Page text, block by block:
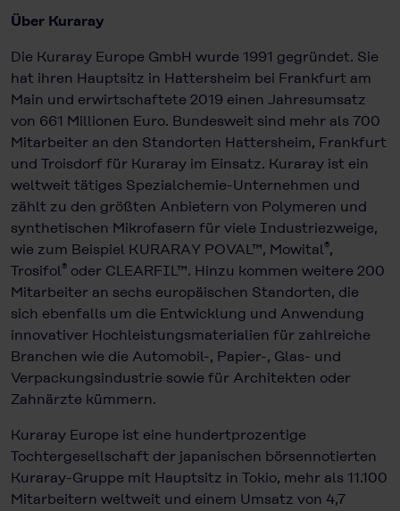
Über Kuraray
Die Kuraray Europe GmbH wurde 1991 gegründet. Sie
hat ihren Hauptsitz in Hattersheim bei Frankfurt am
Main und erwirtschaftete 2019 einen Jahres­umsatz
von 661 Millionen Euro. Bundesweit sind mehr als 700
Mitar­beiter an den Standorten Hattersheim, Frankfurt
und Troisdorf für Kuraray im Einsatz. Kuraray ist ein
weltweit tätiges Spezialchemie-Unternehmen und
zählt zu den größten Anbietern von Polymeren und
synthetischen Mikrofasern für viele Industriezweige,
wie zum Beispiel KURARAY POVAL™, Mowital®,
Trosifol® oder CLEARFIL™. Hinzu kommen weitere 200
Mitarbeiter an sechs europäischen Standorten, die
sich ebenfalls um die Entwicklung und Anwendung
innovativer Hochleistungsmaterialien für zahl­reiche
Branchen wie die Automobil-, Papier-, Glas- und
Verpackungsindustrie sowie für Architekten oder
Zahnärzte kümmern.
Kuraray Europe ist eine hundertprozentige
Tochtergesellschaft der japanischen börsennotierten
Kuraray-Gruppe mit Hauptsitz in Tokio, mehr als 11.100
Mitarbeitern weltweit und einem Umsatz von 4,7